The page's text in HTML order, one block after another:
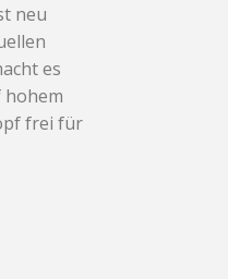
neu
es
hohem
frei für